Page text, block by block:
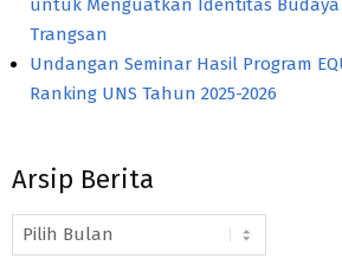
untuk Menguatkan Identitas Budaya
Trangsan
Undangan Seminar Hasil Program
Ranking UNS Tahun 2025-2026
Arsip Berita
Arsip
Berita